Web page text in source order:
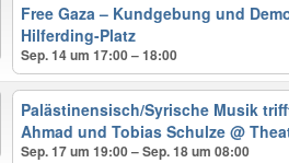
Free Gaza – Kundgebung und
Hilferding-Platz
Sep. 14 um 17:00 – 18:00
Palästinensisch/Syrische Musik
Ahmad und Tobias Schulze@
Sep. 17 um 19:00 – Sep. 18 um 08:00